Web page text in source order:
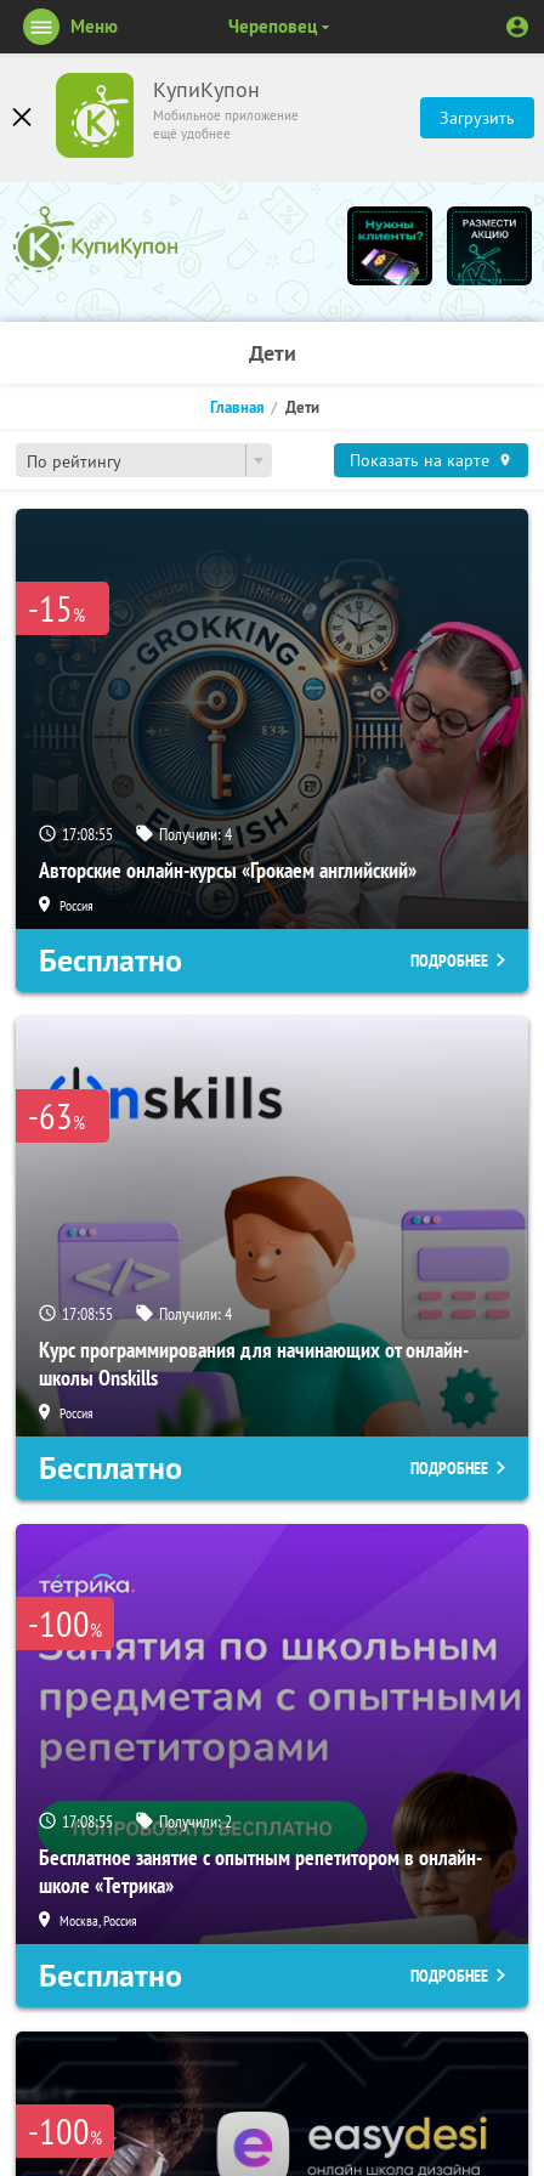
КупиКупон
Мобильное приложение
ещё удобнее
Загрузить
Меню Череповец
Дети
По рейтингу
Главная Дети
Показать на карте
-15%
17:08:54 Получили:4
Авторские онлайн-курсы «Грокаем английский»
Россия
Бесплатно ПОДРОБНЕЕ
-63%
17:08:54 Получили:4
Курс программирования для начинающих от онлайн-
школы Onskills
Россия
Бесплатно ПОДРОБНЕЕ
-100%
17:08:54 Получили:2
Бесплатное занятие с опытным репетитором в онлайн-
школе «Тетрика»
Москва, Россия
Бесплатно ПОДРОБНЕЕ
-100%